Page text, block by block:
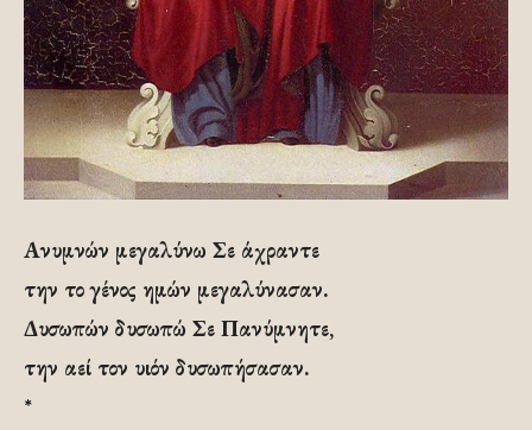
Ανυμνών μεγαλύνω Σε άχραντε
την το γένος ημών μεγαλύνασαν.
Δυσωπών δυσωπώ Σε Πανύμνητε,
την αεί τον υιόν δυσωπήσασαν.
*